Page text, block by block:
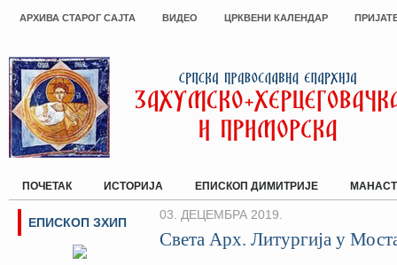
АРХИВА СТАРОГ САЈТА ВИДЕО ЦРКВЕНИ КАЛЕНДАР
ПОЧЕТАК ИСТОРИЈА ЕПИСКОП ДИМИТРИЈЕ
03. ДЕЦЕМБРА 2019.
Света Арх. Литургија у
ЕПИСКОП ЗХИП